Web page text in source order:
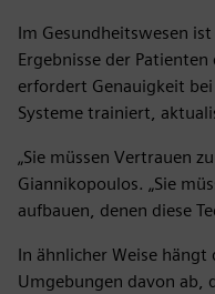
Im Gesundheitswesen
Ergebnisse der
erfordert Genauigkeit
Systeme trainiert,
„Sie müssen Vertrauen
Giannikopoulos. „Sie
aufbauen, denen diese
In ähnlicher Weise
Umgebungen davon ab,